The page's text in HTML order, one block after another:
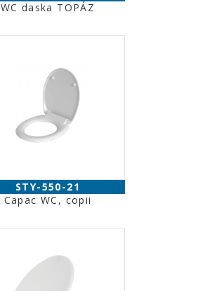
WC daska TOPÁZ
STY-550-21
Capac WC, copii